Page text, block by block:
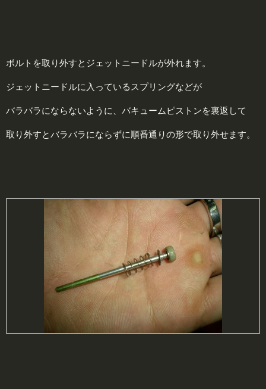
ボルトを取り外すとジェットニードルが外れます。
ジェットニードルに入っているスプリングなどが
バラバラにならないように、バキュームピストンを裏返して
取り外すとバラバラにならずに順番通りの形で取り外せます。